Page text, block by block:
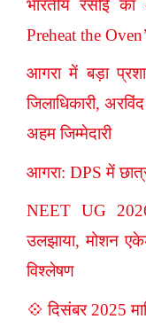
भारतीय रसोई
Preheat the
आगरा में बड़ा
जिलाधिकारी,
अहम जिम्मेदारी
आगरा: DPS में
NEET UG
उलझाया, मोशन
विश्लेषण
💠 दिसंबर 2025